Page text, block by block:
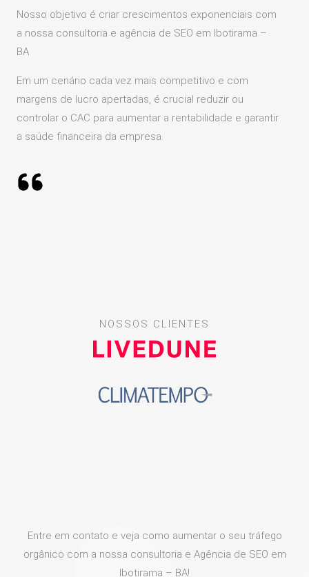
Nosso objetivo é criar crescimentos exponenciais com
a nossa consultoria e agência de SEO em Ibotirama –
BA
Em um cenário cada vez mais competitivo e com
margens de lucro apertadas, é crucial reduzir ou
controlar o CAC para aumentar a rentabilidade e garantir
a saúde financeira da empresa.
NOSSOS CLIENTES
Entre em contato e veja como aumentar o seu tráfego
orgânico com a nossa consultoria e Agência de SEO em
Ibotirama – BA!